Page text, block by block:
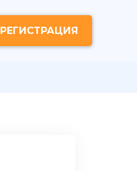
РЕГИСТРАЦИЯ